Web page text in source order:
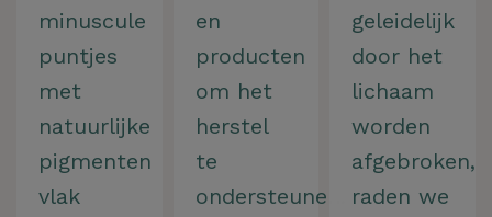
minuscule
puntjes
met
natuurlijke
pigmenten
vlak
en
producten
om het
herstel
te
ondersteunen.
geleidelijk
door het
lichaam
worden
afgebroken,
raden we